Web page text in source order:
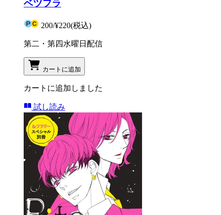
ベツフラ
200/¥220(税込)
第二・第四水曜日配信
カートに追加
カートに追加しました
試し読み